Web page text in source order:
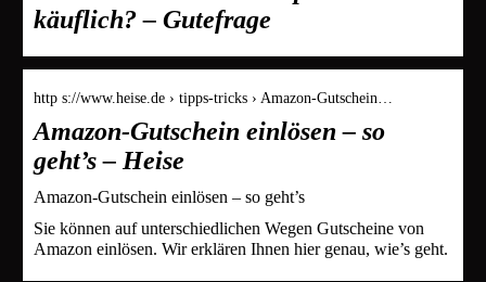
käuflich? – Gutefrage
http s://www.heise.de › tipps-tricks › Amazon-Gutschein…
Amazon-Gutschein einlösen – so
geht’s – Heise
Amazon-Gutschein einlösen – so geht’s
Sie können auf unterschiedlichen Wegen Gutscheine von
Amazon einlösen. Wir erklären Ihnen hier genau, wie’s geht.